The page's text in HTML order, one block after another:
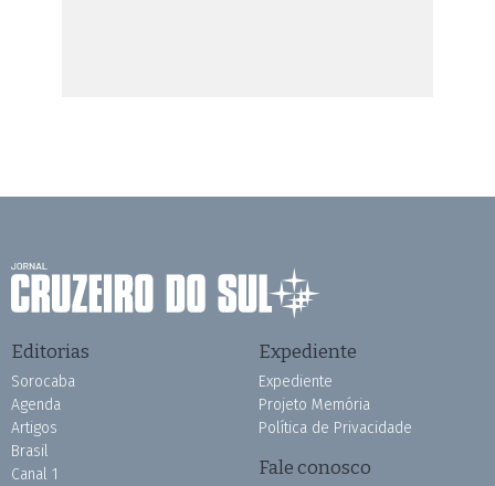
Editorias
Sorocaba
Agenda
Artigos
Brasil
Canal 1
Expediente
Expediente
Projeto Memória
Política de Privacidade
Fale conosco